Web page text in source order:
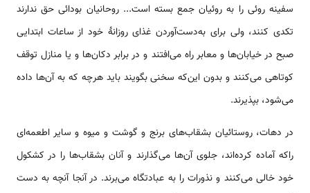
سفینه روئی را به روئیان جمع بسته است... روحانیان بودائی حق ندارند
تکدی کنند، ولی برای به‌دست‌آوردن غذای روزانهٔ خود از ساعات ابتدایی
صبح در خیابان‌ها و معابر راه می‌افتند و در برابر دکان‌ها و یا منازل توقف
کوتاهی می‌کنند و بدون این‌که سخنی بگویند باید هرچه که به آن‌ها داده
می‌شود، بپذیرند.
در دهات، روستائیان بشقاب‌های برنج و گوشت و میوه و سایر اطعمه‌ای
راکه آماده کرده‌اند، جلوی آن‌ها می‌گذارند و آنان بشقاب‌ها را در کشکول
خود خالی می‌کنند و نذورات را به عبادتگاه می‌برند. در آنجا آنچه به دست